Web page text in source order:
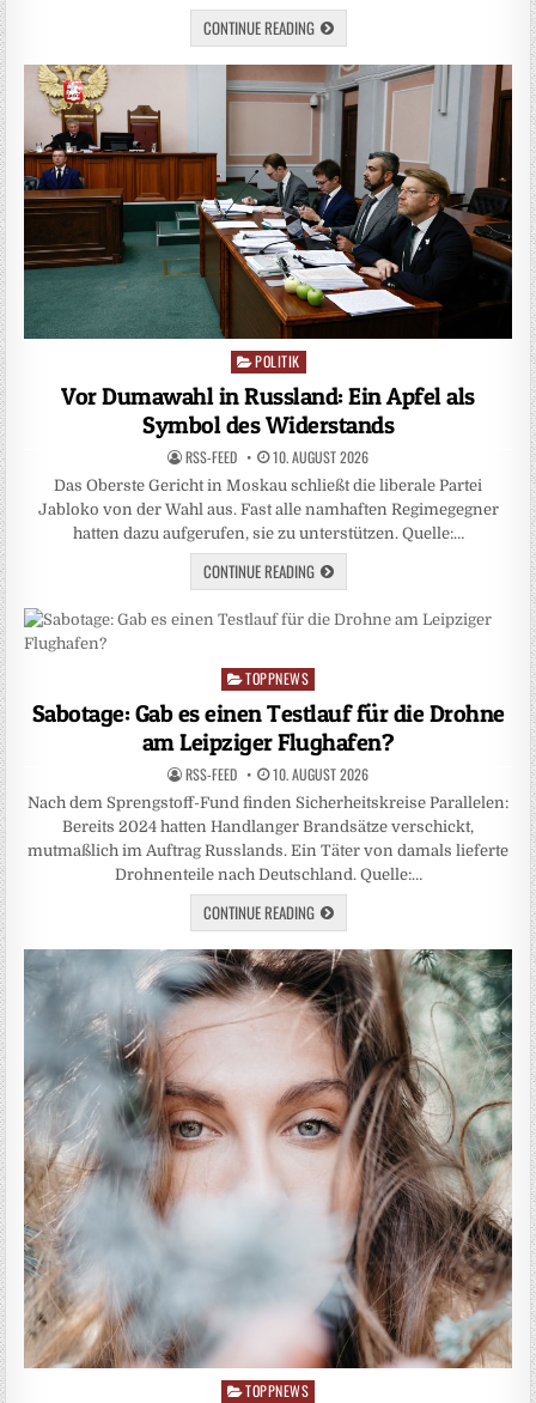
CONTINUE READING
Posted
in
POLITIK
Vor Dumawahl in Russland: Ein Apfel als
Symbol des Widerstands
RSS-FEED 10. AUGUST 2026
Das Oberste Gericht in Moskau schließt die liberale Partei
Jabloko von der Wahl aus. Fast alle namhaften Regimegegner
hatten dazu aufgerufen, sie zu unterstützen. Quelle:…
CONTINUE READING
Posted
in
TOPPNEWS
Sabotage: Gab es einen Testlauf für die Drohne
am Leipziger Flughafen?
RSS-FEED 10. AUGUST 2026
Nach dem Sprengstoff-Fund finden Sicherheitskreise Parallelen:
Bereits 2024 hatten Handlanger Brandsätze verschickt,
mutmaßlich im Auftrag Russlands. Ein Täter von damals lieferte
Drohnenteile nach Deutschland. Quelle:…
CONTINUE READING
Posted
TOPPNEWS